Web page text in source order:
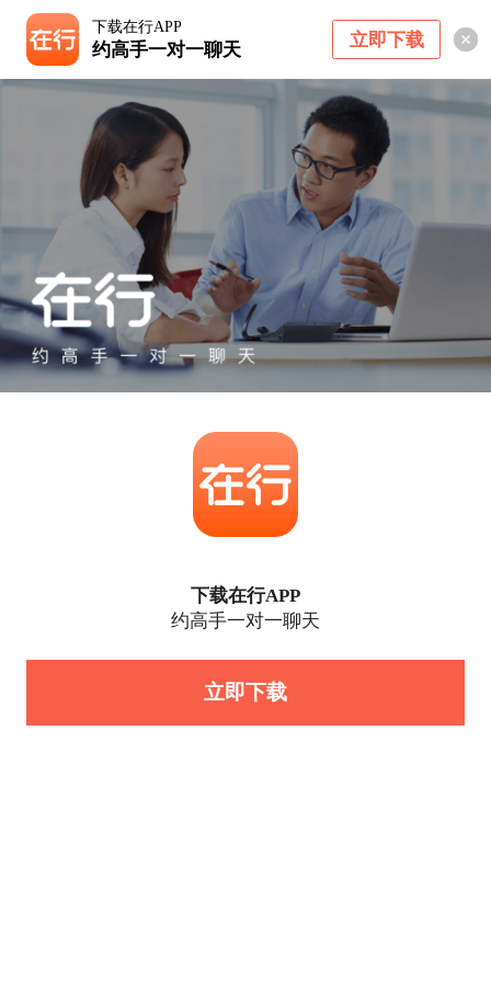
下载在行APP
约高手一对一聊天 立即下载
下载在行APP
约高手一对一聊天
立即下载